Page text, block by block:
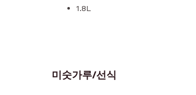
1.8L
미숫가루/선식